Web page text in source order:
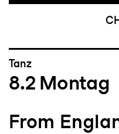
Tanz
8.2 Montag
From